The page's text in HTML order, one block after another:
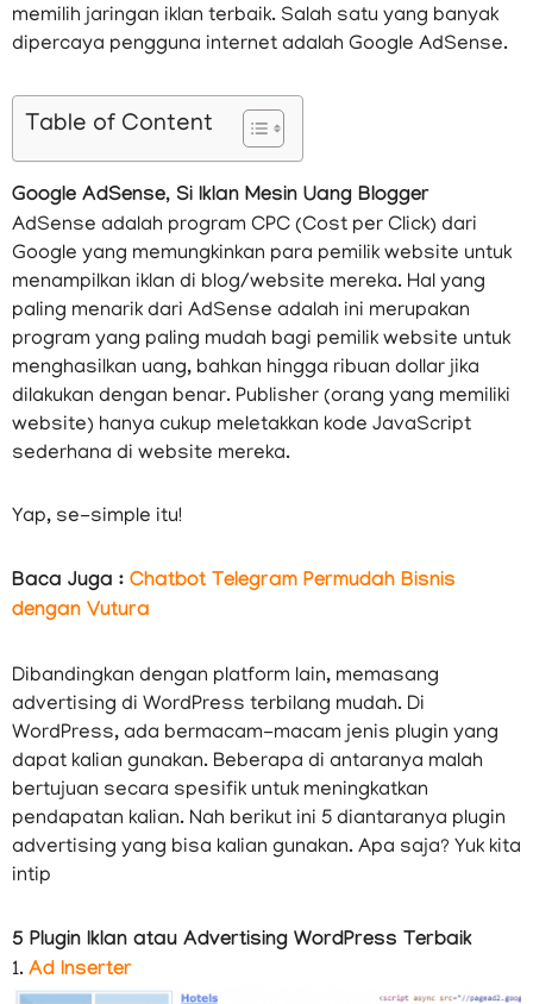
memilih jaringan iklan terbaik. Salah satu yang banyak
dipercaya pengguna internet adalah Google AdSense.
Table of Content
Google AdSense, Si Iklan Mesin Uang Blogger
AdSense adalah program CPC (Cost per Click) dari
Google yang memungkinkan para pemilik website untuk
menampilkan iklan di blog/website mereka. Hal yang
paling menarik dari AdSense adalah ini merupakan
program yang paling mudah bagi pemilik website untuk
menghasilkan uang, bahkan hingga ribuan dollar jika
dilakukan dengan benar. Publisher (orang yang memiliki
website) hanya cukup meletakkan kode JavaScript
sederhana di website mereka.
Yap, se-simple itu!
Baca Juga : Chatbot Telegram Permudah Bisnis
dengan Vutura
Dibandingkan dengan platform lain, memasang
advertising di WordPress terbilang mudah. Di
WordPress, ada bermacam-macam jenis plugin yang
dapat kalian gunakan. Beberapa di antaranya malah
bertujuan secara spesifik untuk meningkatkan
pendapatan kalian. Nah berikut ini 5 diantaranya plugin
advertising yang bisa kalian gunakan. Apa saja? Yuk kita
intip
5 Plugin Iklan atau Advertising WordPress Terbaik
1. Ad Inserter